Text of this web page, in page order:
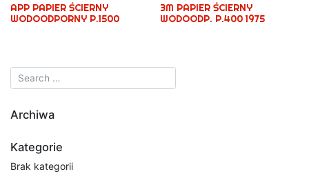
APP PAPIER ŚCIERNY
WODOODPORNY P.1500
3M PAPIER ŚCIERNY
WODOODP. P.400 1975
Archiwa
Kategorie
Brak kategorii